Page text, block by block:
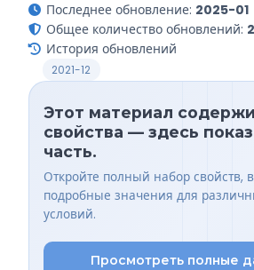
Последнее обновление: 2025-01
Общее количество обновлений: 2
История обновлений
2021-12
Этот материал
свойства — здесь
часть.
Откройте полный набор свойств,
подробные значения для
условий.
Просмотреть полные